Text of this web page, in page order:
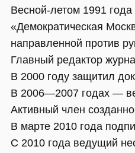
Весной-летом 1991
«Демократическая
направленной против
Главный редактор
В 2000 году защитил
В 2006—2007 годах —
Активный член
В марте 2010 года
С 2010 года ведущий